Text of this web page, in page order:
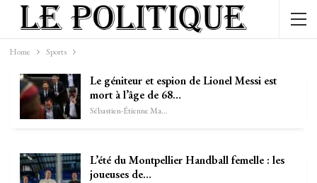
Home Sports
Le géniteur et espion de Lionel Messi est
mort à l’âge de 68…
Sébastien-Étienne Marechal
L’été du Montpellier Handball femelle : les
joueuses de…